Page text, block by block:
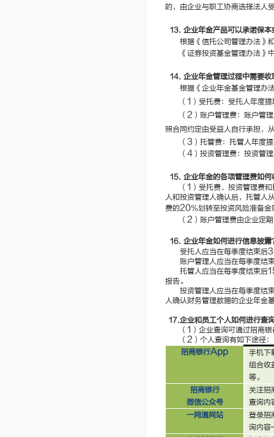
的，由企业与职工协商选择法人
13. 企业年金产品可以承诺保本
根据《信托公司管理办法》
《证券投资基金管理办法》
14. 企业年金管理过程中需要
根据《企业年金基金管理办
（ 1 ）受托费：受托人年度
（ 2 ）账户管理费：账户管
照合同约定由受益人自行承担，
（ 3 ）托管费：托管人年度
（ 4 ）投资管理费：投资管
15. 企业年金的各项管理费如何
（ 1 ）受托费、投资管理费
人和投资管理人确认后，托管人
费的20％划转至投资风险准备金
（ 2 ）账户管理费由企业定
16. 企业年金如何进行信息披露
受托人应当在每季度结束后
账户管理人应当在每季度结
托管人应当在每季度结束后
报告。
投资管理人应当在每季度结
人确认财务管理数据的企业年金
17.企业和员工个人如何进行查
（ 1 ）企业查询可通过招商
（ 2 ）个人查询有如下途径：
招商银行App
手机下
组合收
等。
招商银行
微信公众号
关注招
查询内
一网通网站
登录招
询内容